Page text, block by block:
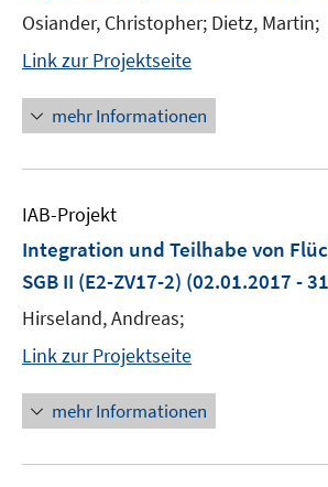
Osiander, Christopher; Dietz, Martin;
Link zur Projektseite
mehr Informationen
IAB-Projekt
Integration und Teilhabe von
SGB II (E2-ZV17-2) (02.01.2017 -
Hirseland, Andreas;
Link zur Projektseite
mehr Informationen